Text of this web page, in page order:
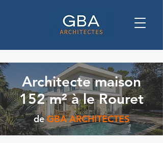
Architecte maison
152 m² à le Rouret
de GBA ARCHITECTES